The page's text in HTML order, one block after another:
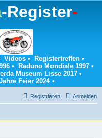
-Register-
Videos• Registertreffen•
• Raduno Mondiale 1997•
Museum Lisse 2017 •
Feier 2024•
Anmelden
Registrieren